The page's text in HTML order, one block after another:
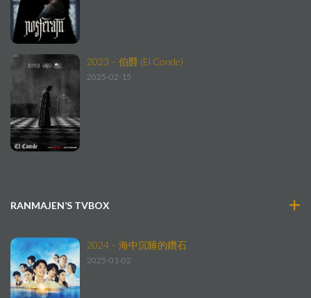
2023 – 伯爵 (El Conde)
2025-02-15
RANMAJEN’S TVBOX
2024 – 海中沉睡的鑽石
2025-01-02